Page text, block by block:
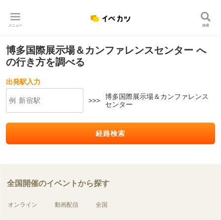
メニュー 検索
博多国際展示場＆カンファレンスセンター へ
の行き方を調べる
出発駅入力
>>>
博多国際展示場＆カンファレンス
センター
経路検索
全国開催のイベントから探す
オンライン 動画配信 全国